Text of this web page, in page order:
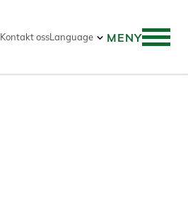
Kontakt ossLanguage MENY